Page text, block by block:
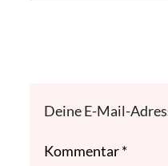
Deine E-Mail-
Kommentar*